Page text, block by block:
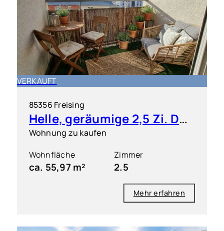
VERKAUFT
85356 Freising
Helle, geräumige 2,5 Zi. DG ETW mit kleiner Dachterrasse
Wohnung zu kaufen
Wohnfläche
ca. 55,97 m²
Zimmer
2.5
Mehr erfahren